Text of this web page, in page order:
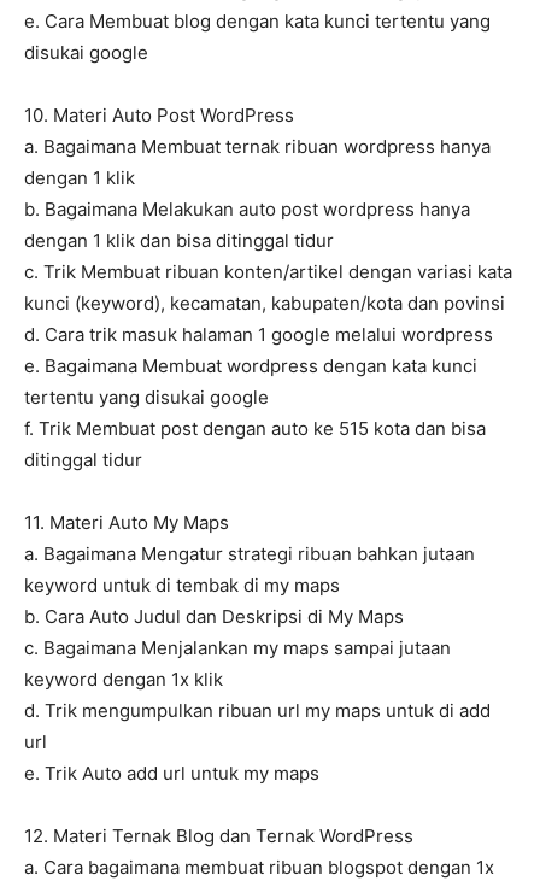
e. Cara Membuat blog dengan kata kunci tertentu yang
disukai google
10. Materi Auto Post WordPress
a. Bagaimana Membuat ternak ribuan wordpress hanya
dengan 1 klik
b. Bagaimana Melakukan auto post wordpress hanya
dengan 1 klik dan bisa ditinggal tidur
c. Trik Membuat ribuan konten/artikel dengan variasi kata
kunci (keyword), kecamatan, kabupaten/kota dan povinsi
d. Cara trik masuk halaman 1 google melalui wordpress
e. Bagaimana Membuat wordpress dengan kata kunci
tertentu yang disukai google
f. Trik Membuat post dengan auto ke 515 kota dan bisa
ditinggal tidur
11. Materi Auto My Maps
a. Bagaimana Mengatur strategi ribuan bahkan jutaan
keyword untuk di tembak di my maps
b. Cara Auto Judul dan Deskripsi di My Maps
c. Bagaimana Menjalankan my maps sampai jutaan
keyword dengan 1x klik
d. Trik mengumpulkan ribuan url my maps untuk di add
url
e. Trik Auto add url untuk my maps
12. Materi Ternak Blog dan Ternak WordPress
a. Cara bagaimana membuat ribuan blogspot dengan 1x